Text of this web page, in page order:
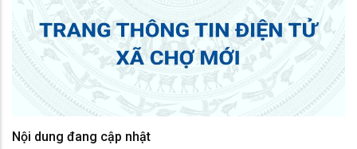
Nội dung đang cập nhật